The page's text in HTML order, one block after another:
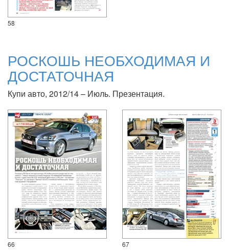
58
РОСКОШЬ НЕОБХОДИМАЯ И
ДОСТАТОЧНАЯ
Купи авто, 2012/14 – Июль. Презентация.
66 67